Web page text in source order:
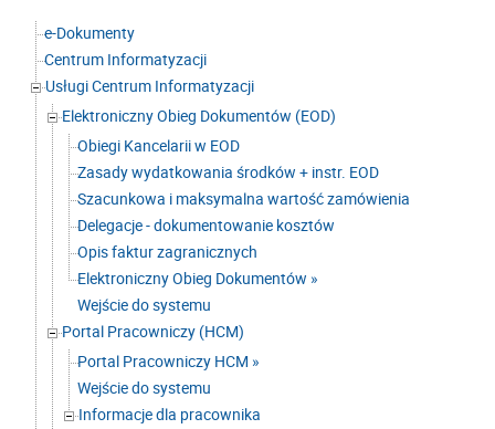
e-Dokumenty
Centrum Informatyzacji
Usługi Centrum Informatyzacji
Elektroniczny Obieg Dokumentów (EOD)
Obiegi Kancelarii w EOD
Zasady wydatkowania środków + instr. EOD
Szacunkowa i maksymalna wartość zamówienia
Delegacje - dokumentowanie kosztów
Opis faktur zagranicznych
Elektroniczny Obieg Dokumentów »
Wejście do systemu
Portal Pracowniczy (HCM)
Portal Pracowniczy HCM »
Wejście do systemu
Informacje dla pracownika